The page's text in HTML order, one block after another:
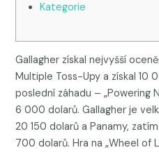
Kategorie
Gallagher získal nejvyšší
Multiple Toss-Upy a získal 10
poslední záhadu – „Powering
6 000 dolarů. Gallagher je
20 150 dolarů a Panamy,
700 dolarů. Hra na „Wheel of